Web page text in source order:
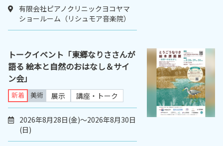
有限会社ピアノクリニックヨコヤマ
ショールーム（リシュモア音楽院）
トークイベント「東郷なりささんが
語る 絵本と自然のおはなし＆サイ
ン会」
新着 美術 展示 講座・トーク
2026年8月28日(金)～2026年8月30日
(日)